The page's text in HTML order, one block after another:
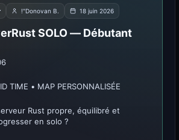
!"Donovan B. 18 juin 2026
SOLO — Débutant
TIME • MAP PERSONNALISÉE
Rust propre, équilibré et
en solo ?